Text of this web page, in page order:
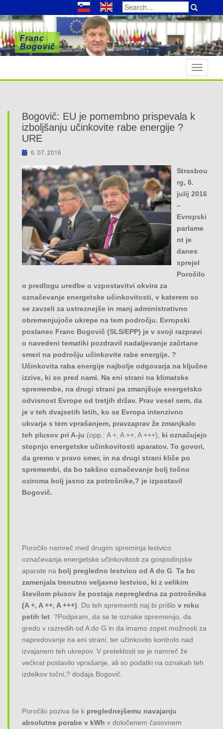
Search
for:
Franc
Bogovič
Franc
Bogovič
Franc
Bogovič
T
o
i
a
i
o
Bogovič: EU je pomembno prispevala k
izboljšanju učinkovite rabe energije ?
URE
6. 07. 2016
Strasbou
rg, 6.
julij 2016
–
Evropski
parlame
nt je
danes
sprejel
Poročilo
o predlogu uredbe o vzpostavitvi okvira za
označevanje energetske učinkovitosti, v katerem so
se zavzeli za ustreznejše in manj administrativno
obremenjujoče ukrepe na tem področju. Evropski
poslanec Franc Bogovič (SLS/EPP) je v svoji razpravi
o navedeni tematiki pozdravil nadaljevanje začrtane
smeri na področju učinkovite rabe energije. ?
Učinkovita raba energije najbolje odgovarja na ključne
izzive, ki so pred nami. Na eni strani na klimatske
spremembe, na drugi strani pa zmanjšuje energetsko
odvisnost Evrope od tretjih držav. Prav vesel sem, da
je v teh dvajsetih letih, ko se Evropa intenzivno
ukvarja s tem vprašanjem, pravzaprav že zmanjkalo
teh plusov pri A-ju (opp.: A +, A ++, A +++),
ki označujejo
stopnjo energetske učinkovitosti aparatov. To govori,
da gremo v pravo smer, in na drugi strani kliče po
spremembi, da bo takšno označevanje bolj točno
oziroma bolj jasno za potrošnike,? je izpostavil
Bogovič.
Poročilo namreč med drugim spreminja lestvico
označevanja energetske učinkovitosti za gospodinjske
aparate na bolj pregledno lestvico od A do G Ta bo
zamenjala trenutno veljavno lestvico, ki z velikim
številom plusov že postaja nepregledna za potrošnika
(A +, A ++, A +++) . Do teh sprememb naj bi prišlo v roku
petih let . ?Podpiram, da se te oznake spremenijo, da
gredo v razredih od A do G in da imamo zopet možnosti za
napredovanje na eni strani, ter učinkovito kontrolo nad
izvajanem teh ukrepov. V preteklosti se je namreč že
večkrat postavilo vprašanje, ali so podatki na oznakah teh
izdelkov točni,? dodaja Bogovič.
Poročilo poziva še k preglednejšemu navajanju
absolutne porabe v kWh v določenem časovnem